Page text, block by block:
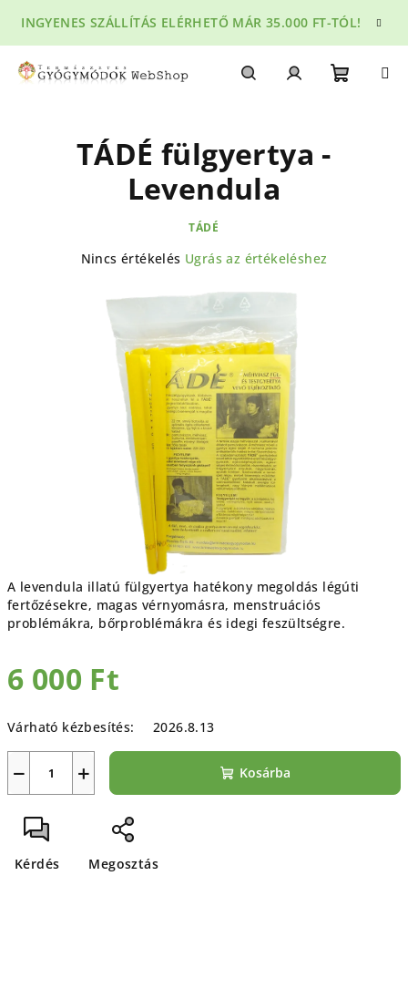
fő
tartalomhoz
INGYENES SZÁLLÍTÁS ELÉRHETŐ MÁR 35.000 FT-TÓL!
A levendula illatú fülgyertya hatékony megoldás légúti
fertőzésekre, magas vérnyomásra, menstruációs
problémákra, bőrproblémákra és idegi feszültségre.
6 000 Ft
Várható kézbesítés:
2026.8.13
+
− Kosárba
Kérdés Megosztás
TÁDÉ fülgyertya -
Levendula
TÁDÉ
A
átlagos
értékelése
csillag.
Nincs értékelés Ugrás az értékeléshez